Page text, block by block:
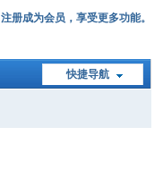
注册成为会员，享受更多功能。
快捷导航